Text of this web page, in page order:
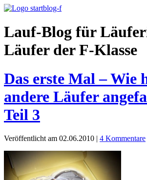
Lauf-Blog für
Läufer der F-Klasse
Das erste Mal – Wie
andere Läufer
Teil 3
Veröffentlicht am 02.06.2010 | 4 Kommentare